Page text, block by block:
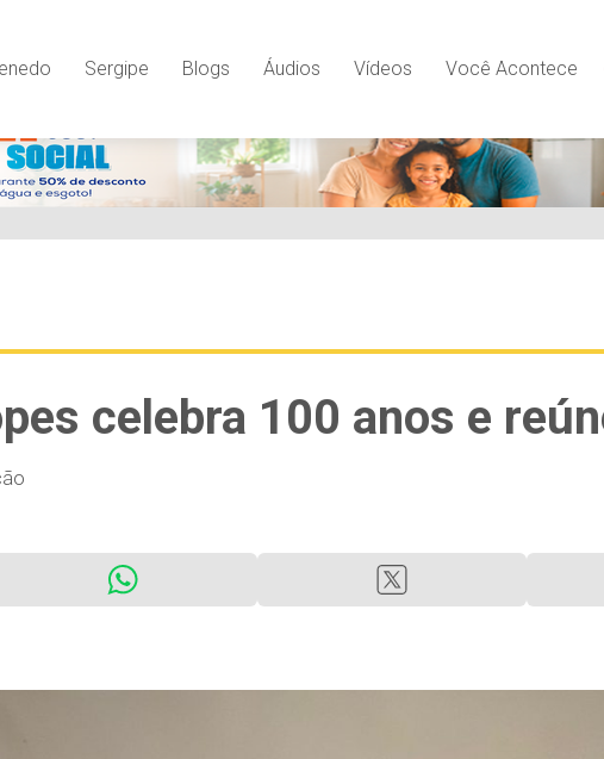
Sergipe Blogs Áudios Vídeos Você Acontece
celebra 100 anos e